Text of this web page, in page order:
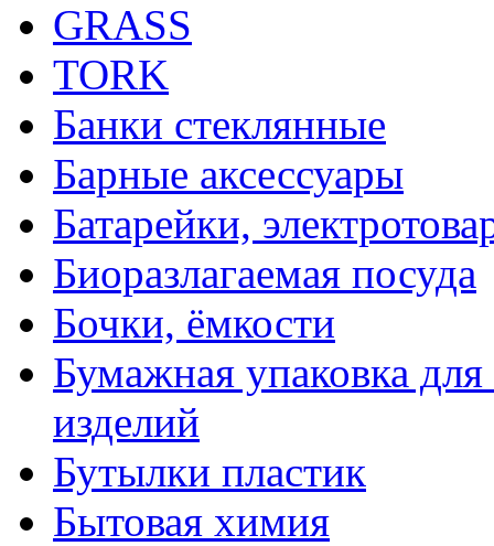
GRASS
TORK
Банки стеклянные
Барные аксессуары
Батарейки,
Биоразлагаемая посуда
Бочки, ёмкости
Бумажная упаковка
изделий
Бутылки пластик
Бытовая химия